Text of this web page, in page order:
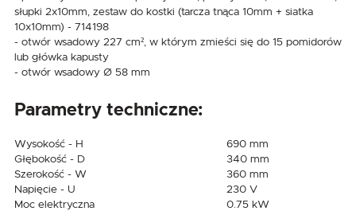
słupki 2x10mm, zestaw do kostki (tarcza tnąca 10mm + siatka
10x10mm) - 714198
- otwór wsadowy 227 cm², w którym zmieści się do 15 pomidorów
lub główka kapusty
- otwór wsadowy Ø 58 mm
Parametry techniczne:
Wysokość - H
690 mm
Głębokość - D
340 mm
Szerokość - W
360 mm
Napięcie - U
230 V
Moc elektryczna
0.75 kW